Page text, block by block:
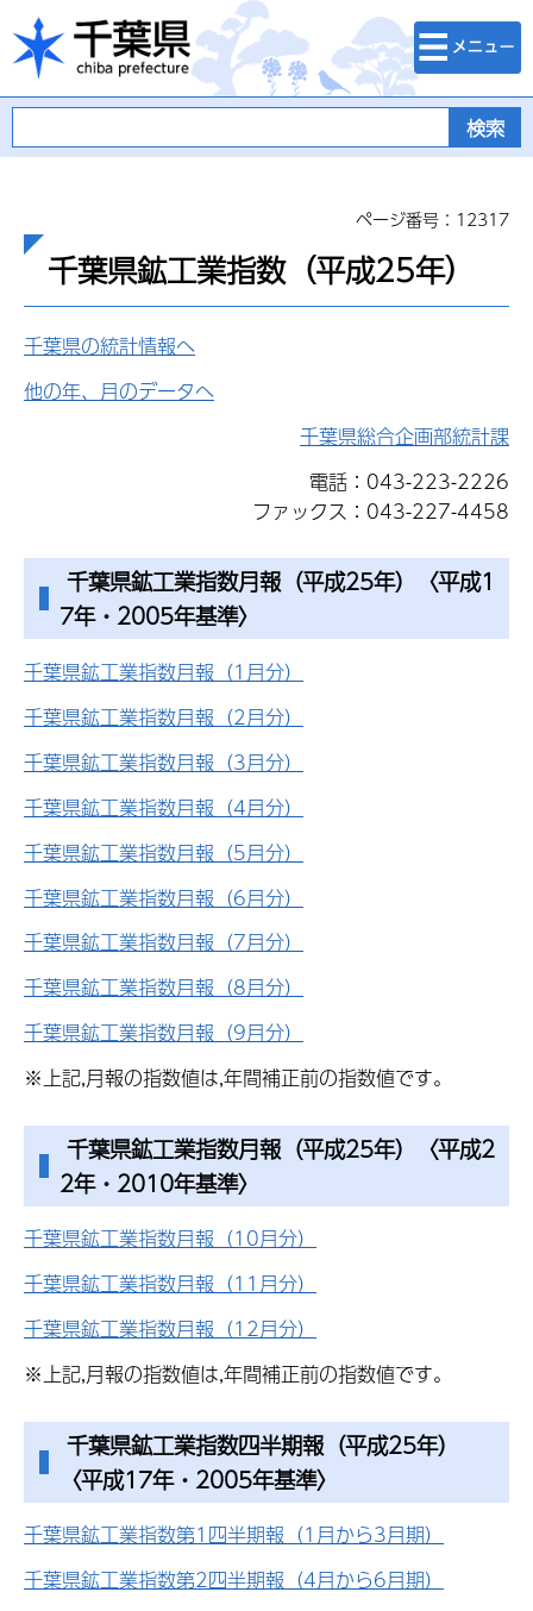
千葉県
検索・メニュ
ー
ページ番号：12317
千葉県鉱工業指数（平成25年）
千葉県の統計情報へ
他の年、月のデータへ
千葉県総合企画部統計課
電話：043-223-2226
ファックス：043-227-4458
千葉県鉱工業指数月報（平成25年）〈平成1
7年・2005年基準〉
千葉県鉱工業指数月報（1月分）
千葉県鉱工業指数月報（2月分）
千葉県鉱工業指数月報（3月分）
千葉県鉱工業指数月報（4月分）
千葉県鉱工業指数月報（5月分）
千葉県鉱工業指数月報（6月分）
千葉県鉱工業指数月報（7月分）
千葉県鉱工業指数月報（8月分）
千葉県鉱工業指数月報（9月分）
※上記,月報の指数値は,年間補正前の指数値です。
千葉県鉱工業指数月報（平成25年）〈平成2
2年・2010年基準〉
千葉県鉱工業指数月報（10月分）
千葉県鉱工業指数月報（11月分）
千葉県鉱工業指数月報（12月分）
※上記,月報の指数値は,年間補正前の指数値です。
千葉県鉱工業指数四半期報（平成25年）
〈平成17年・2005年基準〉
千葉県鉱工業指数第1四半期報（1月から3月期）
千葉県鉱工業指数第2四半期報（4月から6月期）